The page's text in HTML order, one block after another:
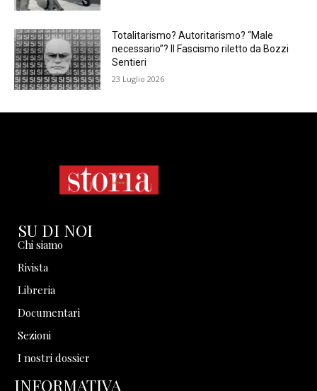
Totalitarismo? Autoritarismo? “Male
necessario”? Il Fascismo riletto da Bozzi
Sentieri
23 Luglio 2026
SU DI NOI
Chi siamo
Rivista
Libreria
Documentari
Sezioni
I nostri dossier
INFORMATIVA